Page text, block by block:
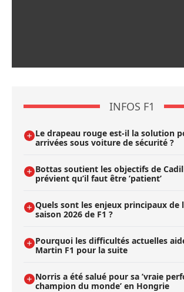
INFOS F1
Le drapeau rouge est-il la solution
arrivées sous voiture de sécurité ?
Bottas soutient les objectifs de
prévient qu’il faut être ’patient’
Quels sont les enjeux principaux de
saison 2026 de F1 ?
Pourquoi les difficultés actuelles
Martin F1 pour la suite
Norris a été salué pour sa ’vraie
champion du monde’ en Hongrie